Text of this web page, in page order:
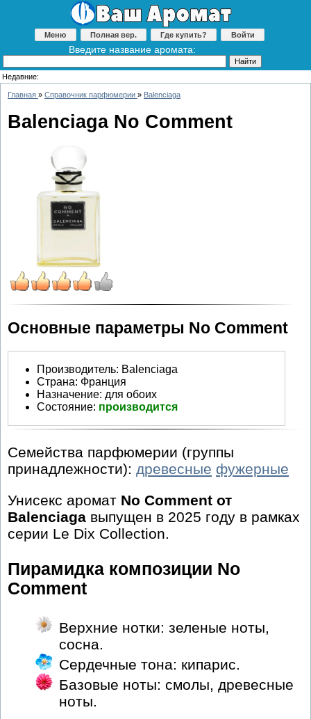
Меню Полная вер. Где купить? Войти
Введите название аромата:
Недавние:
Главная » Справочник парфюмерии » Balenciaga
Balenciaga No Comment
Основные параметры No Comment
Производитель: Balenciaga
Страна: Франция
Назначение: для обоих
Состояние: производится
Семейства парфюмерии (группы
принадлежности): древесные фужерные
Унисекс аромат No Comment от
Balenciaga выпущен в 2025 году в рамках
серии Le Dix Collection.
Пирамидка композиции No
Comment
Верхние нотки: зеленые ноты,
сосна.
Сердечные тона: кипарис.
Базовые ноты: смолы, древесные
ноты.